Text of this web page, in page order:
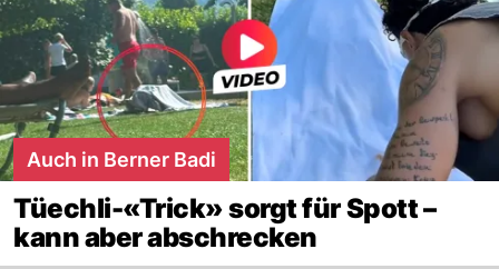
Auch in Berner Badi
Tüechli-«Trick» sorgt für Spott –
kann aber abschrecken